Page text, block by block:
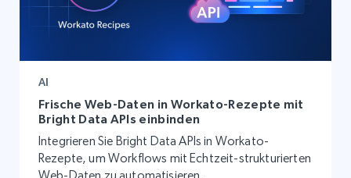
AI
Frische Web-Daten in Workato-Rezepte mit
Bright Data APIs einbinden
Integrieren Sie Bright Data APIs in Workato-
Rezepte, um Workflows mit Echtzeit-strukturierten